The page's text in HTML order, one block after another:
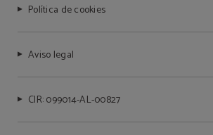
Política de cookies
Aviso legal
CIR: 099014-AL-00827